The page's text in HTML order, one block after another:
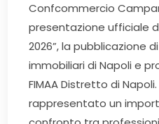
Confcommercio
presentazione ufficiale
2026”, la pubblicazione
immobiliari di Napoli e
FIMAA Distretto di
rappresentato un